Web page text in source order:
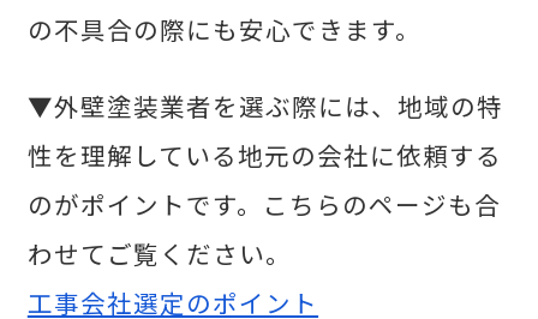
の不具合の際にも安心できます。
▼外壁塗装業者を選ぶ際には、地域の特
性を理解している地元の会社に依頼する
のがポイントです。こちらのページも合
わせてご覧ください。
工事会社選定のポイント